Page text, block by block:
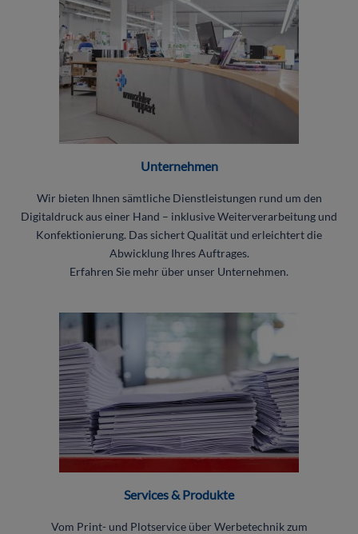
Unternehmen
Wir bieten Ihnen sämtliche Dienstleistungen rund um den
Digitaldruck aus einer Hand – inklusive Weiterverarbeitung und
Konfektionierung. Das sichert Qualität und erleichtert die
Abwicklung Ihres Auftrages.
Erfahren Sie mehr über unser Unternehmen.
Services & Produkte
Vom Print- und Plotservice über Werbetechnik zum